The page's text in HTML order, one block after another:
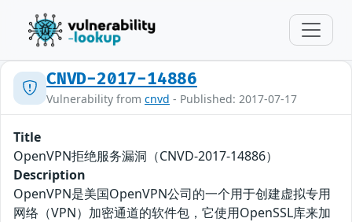
CNVD-2017-14886
Vulnerability from cnvd - Published: 2017-07-17
Title
OpenVPN拒绝服务漏洞（CNVD-2017-14886）
Description
OpenVPN是美国OpenVPN公司的一个用于创建虚拟专用
网络（VPN）加密通道的软件包，它使用OpenSSL库来加